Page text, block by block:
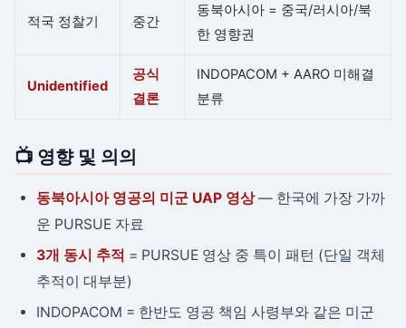
적국 정찰기 중간
동북아시아 = 중국/러시아/북
한 영향권
Unidentified
공식
결론
INDOPACOM + AARO 미해결
분류
📺 영향 및 의의
동북아시아 영공의 미군 UAP 영상— 한국에 가장 가까
운 PURSUE 자료
3개 동시 추적 = PURSUE 영상 중 특이 패턴 (단일 객체
추적이 대부분)
INDOPACOM = 한반도 영공 책임 사령부와 같은 미군